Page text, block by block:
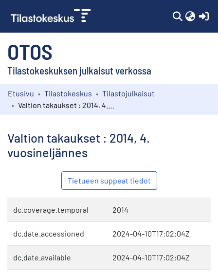
OTOS
Tilastokeskuksen julkaisut verkossa
Kokoelmat
Etusivu Tilastokeskus
Tilastojulkaisut
Valtion takaukset : 2014, 4.
vuosineljännes
Tietueen suppeat tiedot
dc.coverage.temporal 2014
dc.date.accessioned 2024-04-10T17:02:04Z
dc.date.available 2024-04-10T17:02:04Z